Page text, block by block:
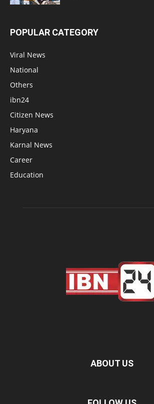
POPULAR CATEGORY
Viral News
National
Others
ibn24
Citizen News
Haryana
Karnal News
Career
Education
ABOUT US